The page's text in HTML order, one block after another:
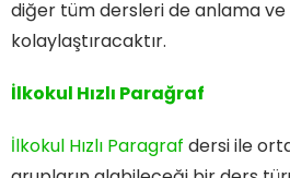
diğer tüm dersleri de anlama ve
kolaylaştıracaktır.
İlkokul Hızlı Parağraf
İlkokul Hızlı Paragraf dersi ile